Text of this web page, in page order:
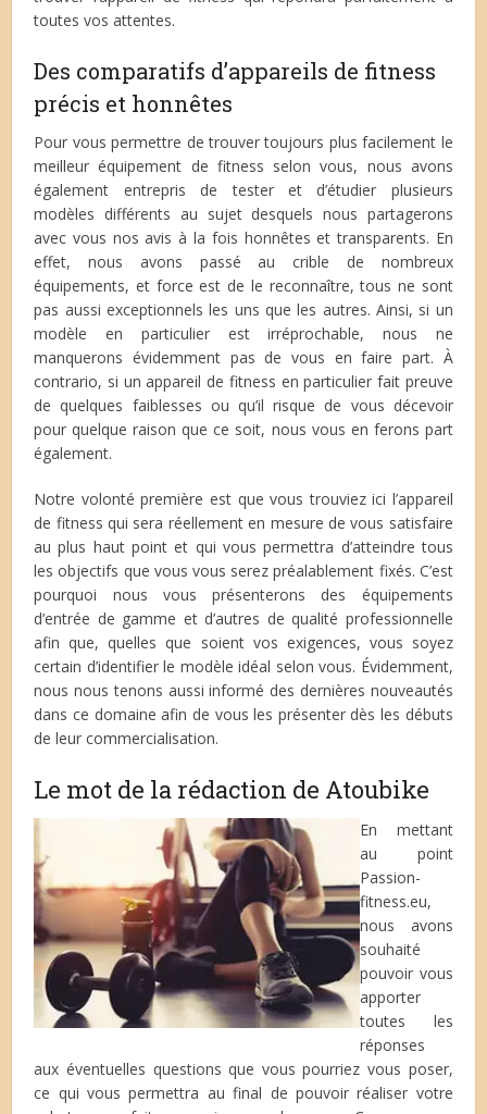
toutes vos attentes.
Des comparatifs d’appareils de fitness
précis et honnêtes
Pour vous permettre de trouver toujours plus facilement le
meilleur équipement de fitness selon vous, nous avons
également entrepris de tester et d’étudier plusieurs
modèles différents au sujet desquels nous partagerons
avec vous nos avis à la fois honnêtes et transparents. En
effet, nous avons passé au crible de nombreux
équipements, et force est de le reconnaître, tous ne sont
pas aussi exceptionnels les uns que les autres. Ainsi, si un
modèle en particulier est irréprochable, nous ne
manquerons évidemment pas de vous en faire part. À
contrario, si un appareil de fitness en particulier fait preuve
de quelques faiblesses ou qu’il risque de vous décevoir
pour quelque raison que ce soit, nous vous en ferons part
également.
Notre volonté première est que vous trouviez ici l’appareil
de fitness qui sera réellement en mesure de vous satisfaire
au plus haut point et qui vous permettra d’atteindre tous
les objectifs que vous vous serez préalablement fixés. C’est
pourquoi nous vous présenterons des équipements
d’entrée de gamme et d’autres de qualité professionnelle
afin que, quelles que soient vos exigences, vous soyez
certain d’identifier le modèle idéal selon vous. Évidemment,
nous nous tenons aussi informé des dernières nouveautés
dans ce domaine afin de vous les présenter dès les débuts
de leur commercialisation.
Le mot de la rédaction de Atoubike
En mettant
au point
Passion-
fitness.eu,
nous avons
souhaité
pouvoir vous
apporter
toutes les
réponses
aux éventuelles questions que vous pourriez vous poser,
ce qui vous permettra au final de pouvoir réaliser votre